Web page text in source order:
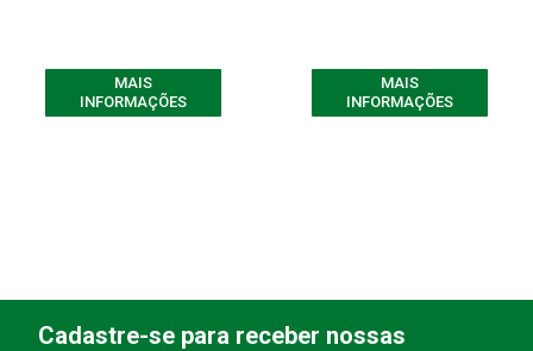
MAIS
INFORMAÇÕES
MAIS
INFORMAÇÕES
Cadastre-se para receber nossas